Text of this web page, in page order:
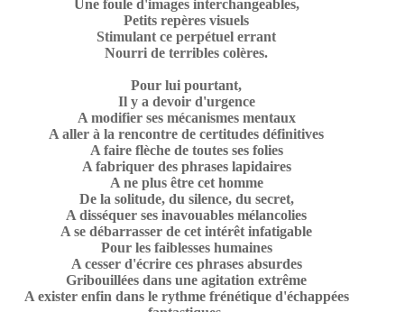
Une foule d'images interchangeables,
Petits repères visuels
Stimulant ce perpétuel errant
Nourri de terribles colères.
Pour lui pourtant,
Il y a devoir d'urgence
A modifier ses mécanismes mentaux
A aller à la rencontre de certitudes définitives
A faire flèche de toutes ses folies
A fabriquer des phrases lapidaires
A ne plus être cet homme
De la solitude, du silence, du secret,
A disséquer ses inavouables mélancolies
A se débarrasser de cet intérêt infatigable
Pour les faiblesses humaines
A cesser d'écrire ces phrases absurdes
Gribouillées dans une agitation extrême
A exister enfin dans le rythme frénétique d'échappées